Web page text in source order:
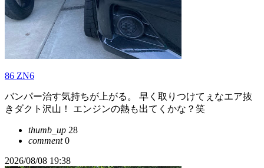
86 ZN6
バンパー治す気持ちが上がる。 早く取りつけてぇなエア抜
きダクト沢山！ エンジンの熱も出てくかな？笑
thumb_up 28
comment0
2026/08/08 19:38